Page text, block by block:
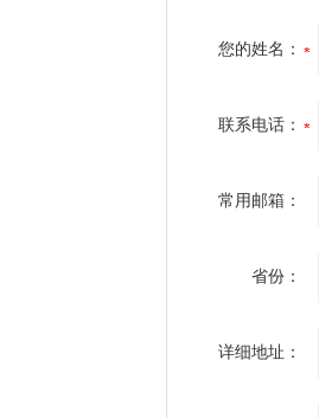
您的姓名：
联系电话：
常用邮箱：
省份：
详细地址：